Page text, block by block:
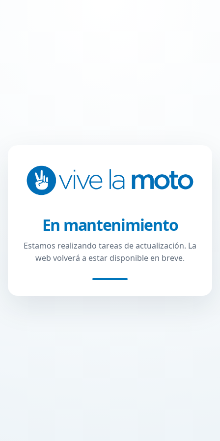
En mantenimiento
Estamos realizando tareas de actualización. La
web volverá a estar disponible en breve.